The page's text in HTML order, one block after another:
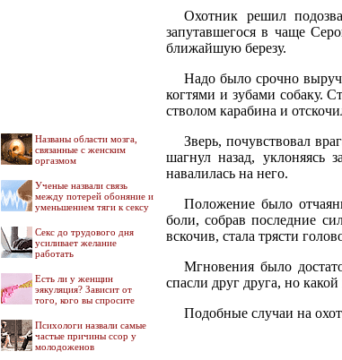
Названы области мозга,
связанные с женским
оргазмом
Ученые назвали связь
между потерей обоняние и
уменьшением тяги к сексу
Секс до трудового дня
усиливает желание
работать
Есть ли у женщин
эякуляция? Зависит от
того, кого вы спросите
Психологи назвали самые
частые причины ссор у
молодоженов
Охотник решил
запутавшегося в чаще
ближайшую березу.
Надо было срочно
когтями и зубами собаку.
стволом карабина и
Зверь, почувствовал
шагнул назад, уклоняясь
навалилась на него.
Положение было
боли, собрав последние
вскочив, стала трясти
Мгновения было
спасли друг друга, но
Подобные случаи на